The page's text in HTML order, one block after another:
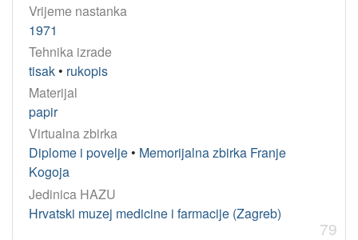
Vrijeme nastanka
1971
Tehnika izrade
tisak • rukopis
Materijal
papir
Virtualna zbirka
Diplome i povelje • Memorijalna zbirka Franje
Kogoja
Jedinica HAZU
Hrvatski muzej medicine i farmacije (Zagreb)
79